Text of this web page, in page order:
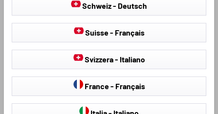
Stoelhoezen &
Stoelbekleding
hagelschermhoezen
Schweiz - Deutsch
Suisse - Français
Svizzera - Italiano
France - Français